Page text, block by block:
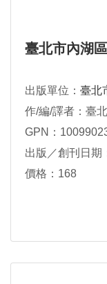
臺北市內湖
出版單位： 臺北
作/編/譯者：臺
GPN：
出版／創刊日期
價格：168